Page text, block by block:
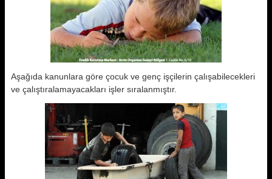
Aşağıda kanunlara göre çocuk ve genç işçilerin çalışabilecekleri
ve çalıştıralamayacakları işler sıralanmıştır.